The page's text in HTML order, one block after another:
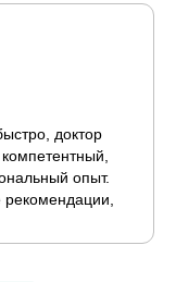
доктор
опыт.